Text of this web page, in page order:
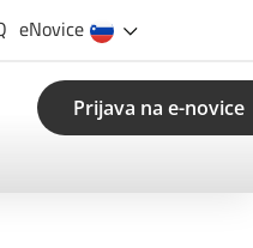
eNovice
Prijava na e-novice